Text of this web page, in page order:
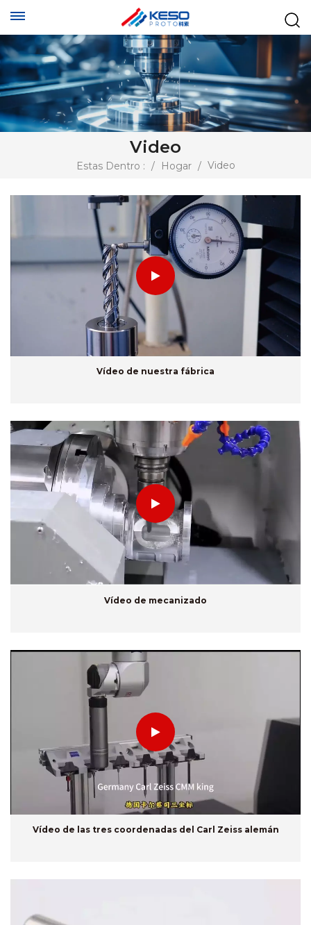
Video
Estas Dentro : / Hogar / Video
Vídeo de nuestra fábrica
Vídeo de mecanizado
Vídeo de las tres coordenadas del Carl Zeiss alemán